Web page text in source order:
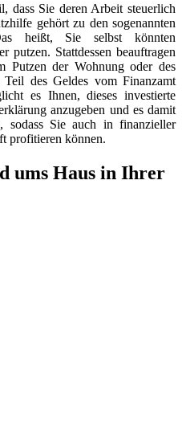
dass Sie deren Arbeit steuerlich
gehört zu den sogenannten
heißt, Sie selbst könnten
putzen. Stattdessen beauftragen
Putzen der Wohnung oder des
des Geldes vom Finanzamt
es Ihnen, dieses investierte
anzugeben und es damit
sodass Sie auch in finanzieller
profitieren können.
ums Haus in Ihrer